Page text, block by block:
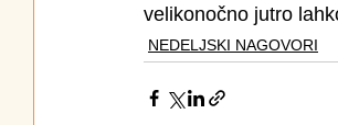
velikonočno jutro
NEDELJSKI NAGOVORI